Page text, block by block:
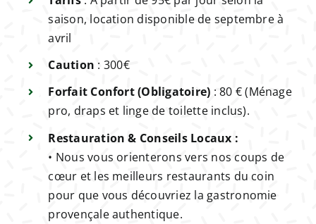
saison, location disponible de septembre à
avril
Caution : 300€
Forfait Confort (Obligatoire) : 80 € (Ménage
pro, draps et linge de toilette inclus).
Restauration & Conseils Locaux :
• Nous vous orienterons vers nos coups de
cœur et les meilleurs restaurants du coin
pour que vous découvriez la gastronomie
provençale authentique.